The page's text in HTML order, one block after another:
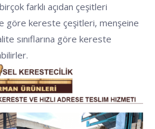
farklı açıdan çeşitleri
göre kereste çeşitleri, menşeine
sınıflarına göre kereste